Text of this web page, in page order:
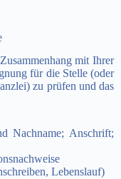
mit Ihrer
für die Stelle (oder
zu prüfen und das
Nachname; Anschrift;
Lebenslauf)